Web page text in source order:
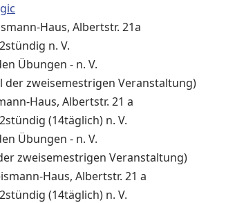
Haus, Albertstr. 21a
n. V.
Übungen - n. V.
der zweisemestrigen Veranstaltung)
Haus, Albertstr. 21 a
(14täglich) n. V.
Übungen - n. V.
zweisemestrigen Veranstaltung)
Haus, Albertstr. 21 a
(14täglich) n. V.